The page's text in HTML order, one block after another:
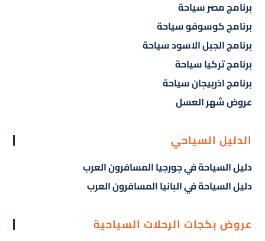
برنامج مصر سياحة
برنامج كوسوفو سياحة
برنامج الجبل الاسود سياحة
برنامج تركيا سياحة
برنامج اذربيجان سياحة
عروض شهر العسل
الدليل السياحي
دليل السياحة في جورجيا المسافرون العرب
دليل السياحة في البانيا المسافرون العرب
عروض بكجات الرحلات السياحية